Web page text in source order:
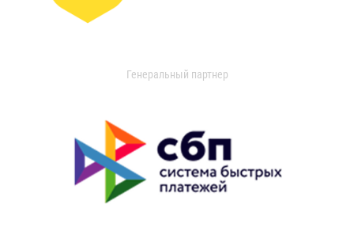
Генеральный партнер